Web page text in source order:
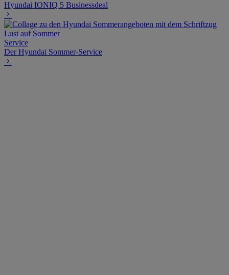
Hyundai IONIQ 5 Businessdeal
Service
Der Hyundai Sommer-Service